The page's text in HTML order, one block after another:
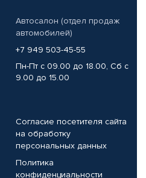
Автосалон (отдел продаж
автомобилей)
+7 949 503-45-55
Пн-Пт с 09.00 до 18.00, Сб с
9.00 до 15.00
Согласие посетителя сайта
на обработку
персональных данных
Политика
конфиденциальности